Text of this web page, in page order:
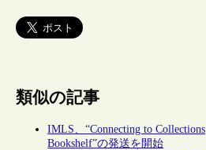
類似の記事
IMLS、“Connecting to Collections
Bookshelf”の発送を開始